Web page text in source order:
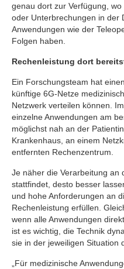
genau dort zur Verfügung,
oder Unterbrechungen in der
Anwendungen wie der
Folgen haben.
Rechenleistung dort
Ein Forschungsteam hat
künftige 6G-Netze
Netzwerk verteilen können.
einzelne Anwendungen am
möglichst nah an der
Krankenhaus, an einem
entfernten Rechenzentrum.
Je näher die Verarbeitung an
stattfindet, desto besser
und hohe Anforderungen an
Rechenleistung erfüllen.
wenn alle Anwendungen
ist es wichtig, die Technik
sie in der jeweiligen Situation
„Für medizinische